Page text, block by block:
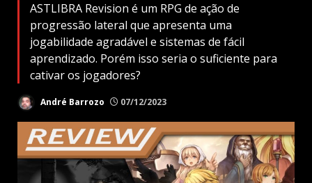
ASTLIBRA Revision é um RPG de ação de
progressão lateral que apresenta uma
jogabilidade agradável e sistemas de fácil
aprendizado. Porém isso seria o suficiente para
cativar os jogadores?
André Barrozo 07/12/2023